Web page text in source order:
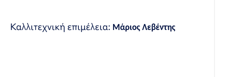
Καλλιτεχνική επιμέλεια: Μάριος Λεβέντης